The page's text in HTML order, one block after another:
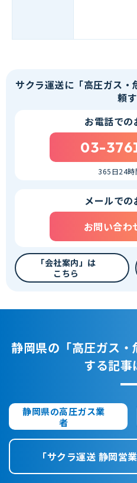
サクラ運送に「高圧ガス
頼
お電話での
03-
365日24時
メールでの
お問い合わ
「会社案内」は
こちら
静岡県の「高圧ガス
する記事
静岡県の高圧ガス業
者
「サクラ運送 静岡営